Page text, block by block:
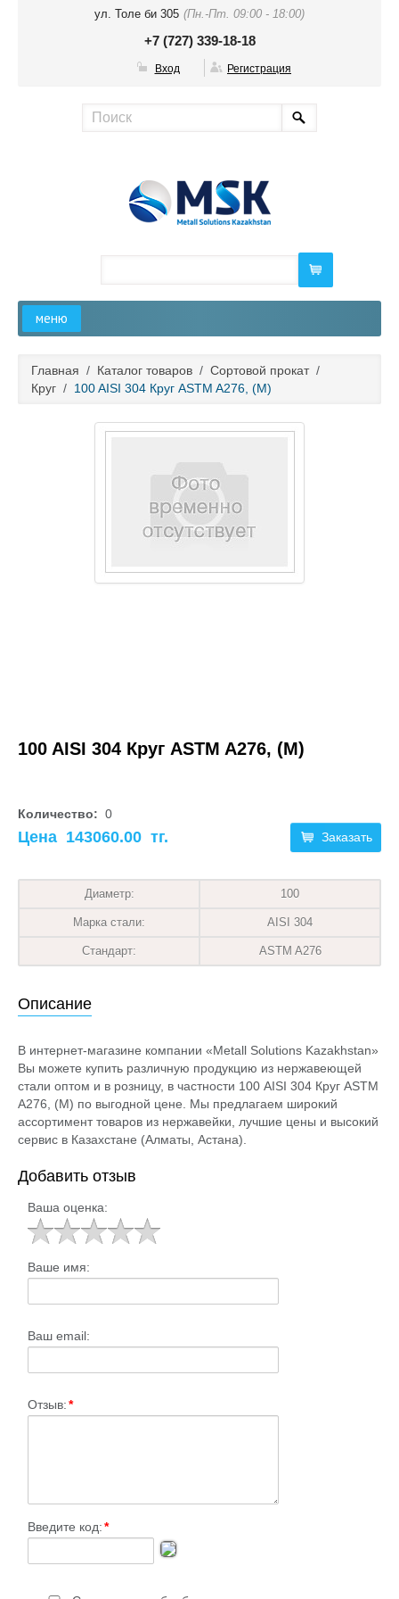
ул. Толе би 305 (Пн.-Пт. 09:00 - 18:00)
+7 (727) 339-18-18
Вход Регистрация
меню
О компании
Каталог товаров
Главная / Каталог товаров / Сортовой прокат /
Круг / 100 AISI 304 Круг ASTM A276, (М)
100 AISI 304 Круг ASTM A276, (М)
Количество: 0
Заказать
Цена 143060.00 тг.
Диаметр: 100
Марка стали: AISI 304
Стандарт: ASTM A276
Описание
В интернет-магазине компании «Metall Solutions Kazakhstan»
Вы можете купить различную продукцию из нержавеющей
стали оптом и в розницу, в частности 100 AISI 304 Круг ASTM
A276, (М) по выгодной цене. Мы предлагаем широкий
ассортимент товаров из нержавейки, лучшие цены и высокий
сервис в Казахстане (Алматы, Астана).
Добавить отзыв
Ваша оценка:
Ваше имя:
Ваш email:
Отзыв:*
Введите код:*